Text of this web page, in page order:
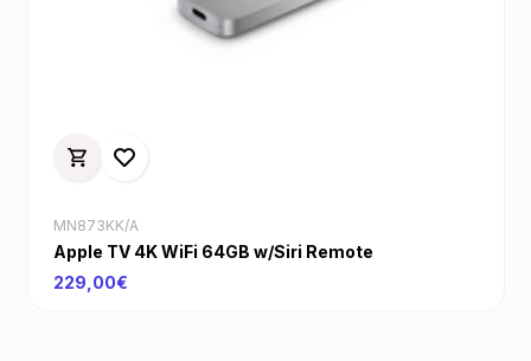
MN873KK/A
Apple TV 4K WiFi 64GB w/Siri Remote
229,00€